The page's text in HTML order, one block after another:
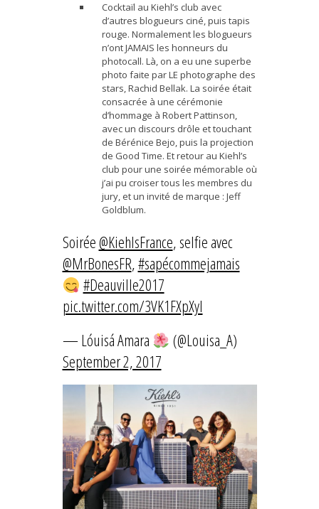
Cocktaïl au Kiehl’s club avec
d’autres blogueurs ciné, puis tapis
rouge. Normalement les blogueurs
n’ont JAMAIS les honneurs du
photocall. Là, on a eu une superbe
photo faite par LE photographe des
stars, Rachid Bellak. La soirée était
consacrée à une cérémonie
d’hommage à Robert Pattinson,
avec un discours drôle et touchant
de Bérénice Bejo, puis la projection
de Good Time. Et retour au Kiehl’s
club pour une soirée mémorable où
j’ai pu croiser tous les membres du
jury, et un invité de marque : Jeff
Goldblum.
Soirée@KiehlsFrance, selfie avec
@MrBonesFR,#sapécommejamais
#Deauville2017
pic.twitter.com/3VK1FXpXyI
— Lóuisá Amara
(@Louisa_A)
September 2, 2017